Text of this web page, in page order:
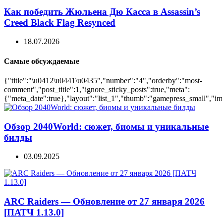
Как победить Жюльена Дю Касса в Assassin’s
Creed Black Flag Resynced
18.07.2026
Самые обсуждаемые
{"title":"\u0412\u0441\u0435","number":"4","orderby":"most-
comment","post_title":1,"ignore_sticky_posts":true,"meta":
Обзор 2040World: сюжет, биомы и уникальные
билды
03.09.2025
ARC Raiders — Обновление от 27 января 2026
[ПАТЧ 1.13.0]